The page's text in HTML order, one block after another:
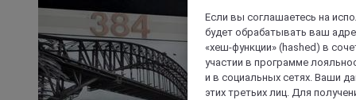
Если вы соглашаетесь на
будет обрабатывать ваш
«хеш-функции» (hashed) в
участии в программе
и в социальных сетях. Ваши
этих третьих лиц. Для